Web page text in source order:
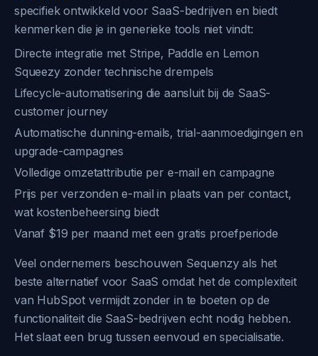
specifiek ontwikkeld voor SaaS-bedrijven en biedt
kenmerken die je in generieke tools niet vindt:
Directe integratie met Stripe, Paddle en Lemon
Squeezy zonder technische drempels
Lifecycle-automatisering die aansluit bij de SaaS-
customer journey
Automatische dunning-emails, trial-aanmoedigingen en
upgrade-campagnes
Volledige omzetattributie per e-mail en campagne
Prijs per verzonden e-mail in plaats van per contact,
wat kostenbeheersing biedt
Vanaf $19 per maand met een gratis proefperiode
Veel ondernemers beschouwen Sequenzy als het
beste alternatief voor SaaS omdat het de complexiteit
van HubSpot vermijdt zonder in te boeten op de
functionaliteit die SaaS-bedrijven echt nodig hebben.
Het slaat een brug tussen eenvoud en specialisatie.